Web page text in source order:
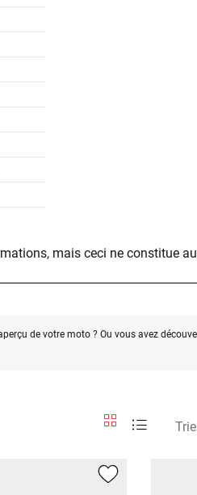
mais ceci ne constitue
de votre moto ? Ou vous avez